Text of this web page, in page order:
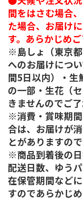
間をはさむ場合
た場合、お届け
す。あらかじめご
※島しょ（東京
へのお届けにつ
間5日以内）・生
の一部・生花（
きませんのでご了
※消費・賞味期
合は、お届けが
とがありますの
※商品到着後の
配送日数、ゆう
在保管期間など
すのであらかじ